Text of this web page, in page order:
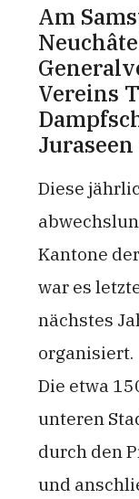
Am
Vereins
Diese
Kantone
war es
nächstes
organisiert.
Die etwa
unteren
durch den
und